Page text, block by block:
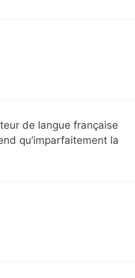
de langue française
qu’imparfaitement la